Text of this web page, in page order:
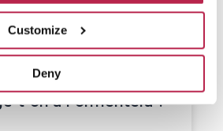
Customize
Deny
t-on à Formentera ?